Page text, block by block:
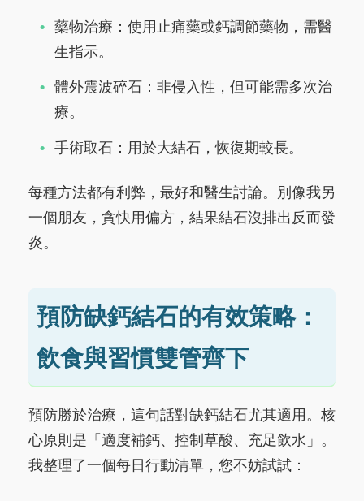
藥物治療：使用止痛藥或鈣調節藥物，需醫
生指示。
體外震波碎石：非侵入性，但可能需多次治
療。
手術取石：用於大結石，恢復期較長。
每種方法都有利弊，最好和醫生討論。別像我另
一個朋友，貪快用偏方，結果結石沒排出反而發
炎。
預防缺鈣結石的有效策略：
飲食與習慣雙管齊下
預防勝於治療，這句話對缺鈣結石尤其適用。核
心原則是「適度補鈣、控制草酸、充足飲水」。
我整理了一個每日行動清單，您不妨試試：